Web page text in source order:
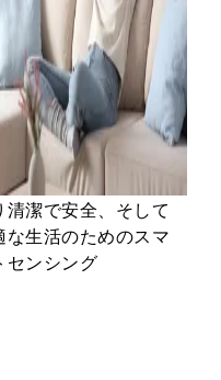
清潔で安全、そして
な生活のためのスマ
センシング